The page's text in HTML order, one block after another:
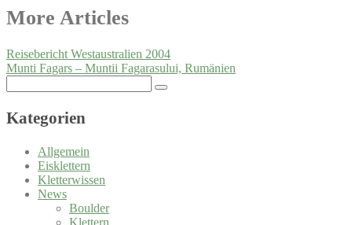
Post
More Articles
Reisebericht Westaustralien 2004
Munti Fagars – Muntii Fagarasului, Rumänien
for:
Kategorien
Allgemein
Eisklettern
Kletterwissen
News
Boulder
Klettern